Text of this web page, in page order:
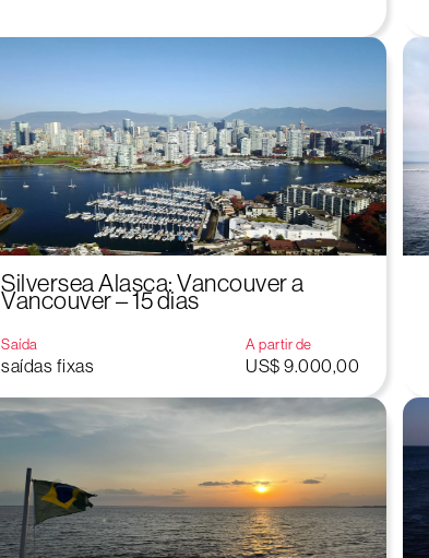
Silversea Alasca: Vancouver a
Vancouver – 15 dias
Saída
saídas fixas
A partir de
US$ 9.000,00